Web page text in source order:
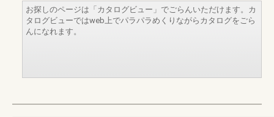
お探しのページは「カタログビュー」でごらんいただけます。カ
タログビューではweb上でパラパラめくりながらカタログをごら
んになれます。